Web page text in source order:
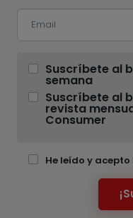
Suscríbete al
semana
Suscríbete al
revista
Consumer
He leído y acepto